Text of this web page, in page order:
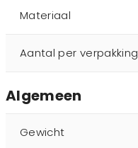
Materiaal
Aantal per verpakking
Algemeen
Gewicht